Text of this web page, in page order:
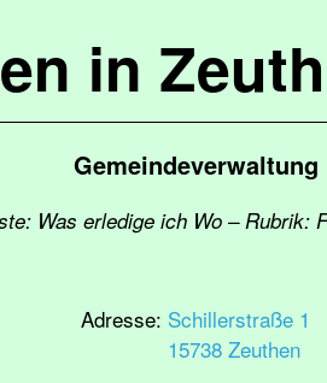
in
Gemeindeverwaltung
Was erledige ich Wo – Rubrik:
Adresse: Schillerstraße 1
15738 Zeuthen